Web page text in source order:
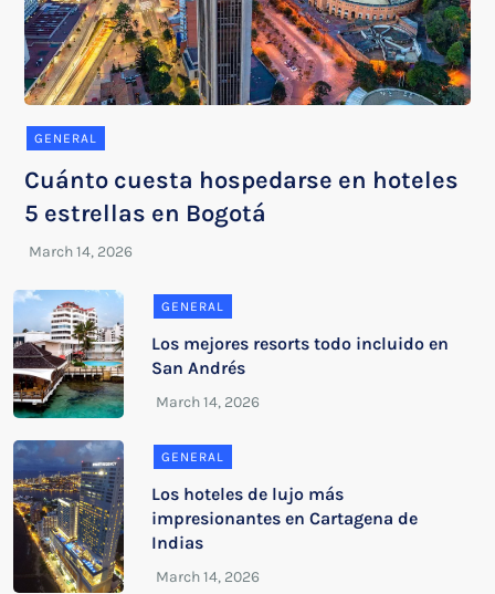
GENERAL
Cuánto cuesta hospedarse en hoteles
5 estrellas en Bogotá
GENERAL
Los mejores resorts todo incluido en
San Andrés
GENERAL
Los hoteles de lujo más
impresionantes en Cartagena de
Indias